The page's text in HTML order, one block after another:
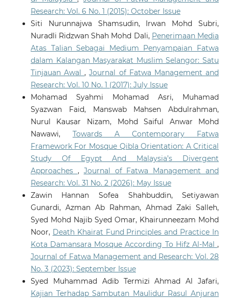
Research: Vol. 6 No. 1 (2015): October Issue
Siti Nurunnajwa Shamsudin, Irwan Mohd Subri,
Nuradli Ridzwan Shah Mohd Dali, Penerimaan Media
Atas Talian Sebagai Medium Penyampaian Fatwa
dalam Kalangan Masyarakat Muslim Selangor: Satu
Tinjauan Awal,Journal of Fatwa Management and
Research: Vol. 10 No. 1 (2017): July Issue
Mohamad Syahmi Mohamad Asri, Muhamad
Syazwan Faid, Manswab Mahsen Abdulrahman,
Nurul Kausar Nizam, Mohd Saiful Anwar Mohd
Nawawi, Towards A Contemporary Fatwa
Framework For Mosque Qibla Orientation: A Critical
Study Of Egypt And Malaysia’s Divergent
Approaches , Journal of Fatwa Management and
Research: Vol. 31 No. 2 (2026): May Issue
Zawin Hannan Sofea Shahbuddin, Setiyawan
Gunardi, Azman Ab Rahman, Ahmad Zaki Salleh,
Syed Mohd Najib Syed Omar, Khairunneezam Mohd
Noor, Death Khairat Fund Principles and Practice In
Kota Damansara Mosque According To Hifz Al-Mal,
Journal of Fatwa Management and Research: Vol. 28
No. 3 (2023): September Issue
Syed Muhammad Adib Termizi Ahmad Al Jafari,
Kajian Terhadap Sambutan Maulidur Rasul Anjuran